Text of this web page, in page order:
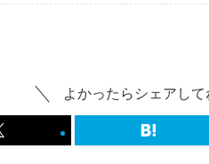
よかったらシェアして